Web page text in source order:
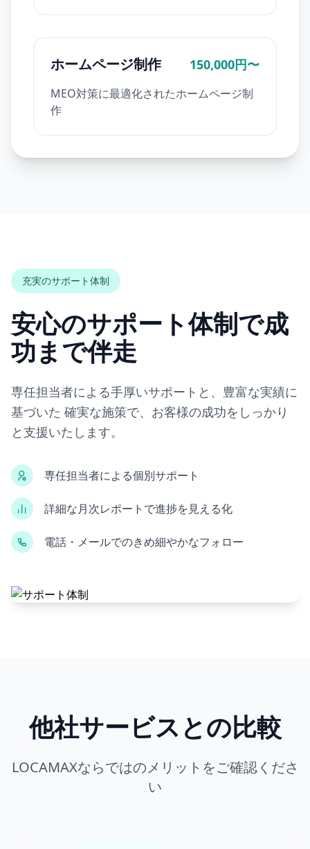
ホームページ制作 150,000円〜
MEO対策に最適化されたホームページ制
作
充実のサポート体制
安心のサポート体制で成
功まで伴走
専任担当者による手厚いサポートと、豊富な実績に
基づいた 確実な施策で、お客様の成功をしっかり
と支援いたします。
専任担当者による個別サポート
詳細な月次レポートで進捗を見える化
電話・メールでのきめ細やかなフォロー
他社サービスとの比較
LOCAMAXならではのメリットをご確認くださ
い